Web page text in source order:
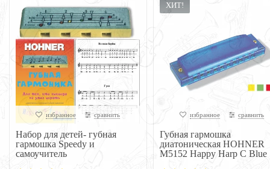
избранное сравнить
Набор для детей- губная
гармошка Speedy и
самоучитель
ХИТ!
избранное сравнить
Губная гармошка
диатоническая HOHNER
M5152 Happy Harp C Blue